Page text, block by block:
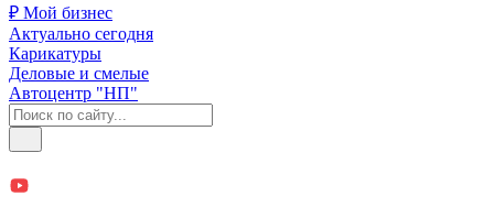
₽ Мой бизнес
Актуально сегодня
Карикатуры
Деловые и смелые
Автоцентр "НП"